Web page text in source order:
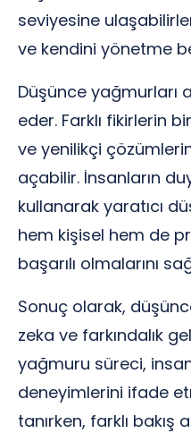
seviyesine
ve kendini yönetme
Düşünce yağmurları
eder. Farklı fikirlerin
ve yenilikçi
açabilir. İnsanların
kullanarak yaratıcı
hem kişisel hem de
başarılı olmalarını
Sonuç olarak,
zeka ve farkındalık
yağmuru süreci,
deneyimlerini ifade
tanırken, farklı bakış